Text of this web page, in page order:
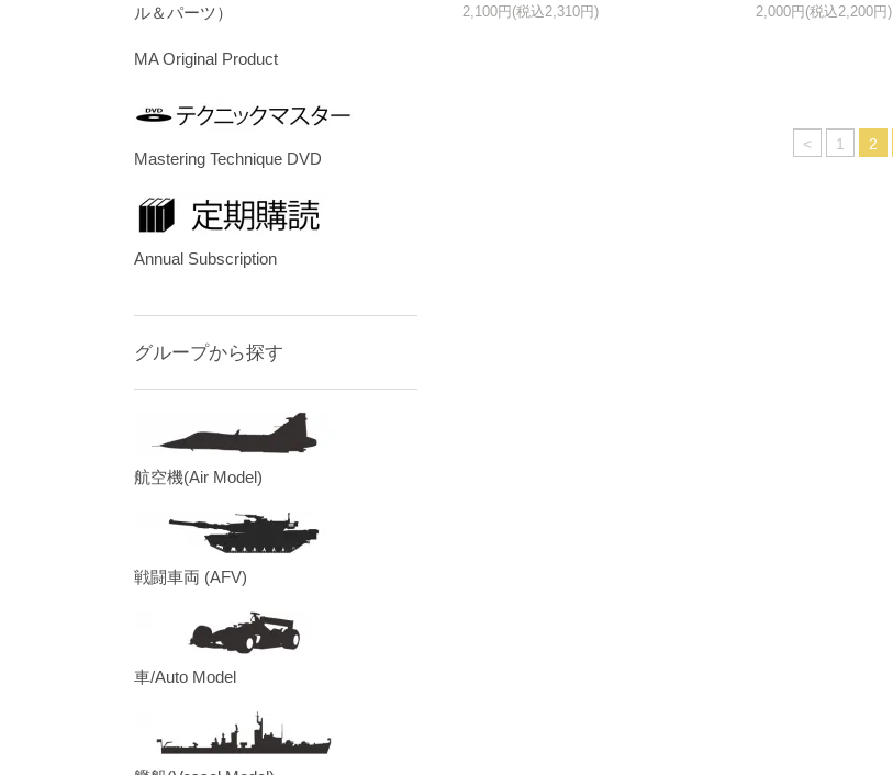
2,100円(税込2,310円)
2,000円(税込2,200円)
< 1 2
ル＆パーツ）
MA Original Product
Mastering Technique DVD
Annual Subscription
グループから探す
航空機(Air Model)
戦闘車両 (AFV)
車/Auto Model